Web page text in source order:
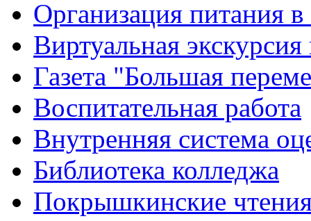
Организация питания в
Виртуальная
Газета "Большая
Воспитательная работа
Внутренняя система
Библиотека колледжа
Покрышкинские